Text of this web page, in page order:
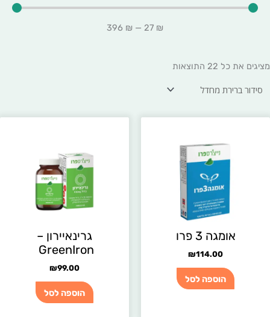
₪
27
—
₪
396
מציגים את כל ⁦22⁩ התוצאות
אומגה 3 פרו
₪114.00
הוספה לסל
גרינאיירון –
GreenIron‭ ‬
₪99.00
הוספה לסל